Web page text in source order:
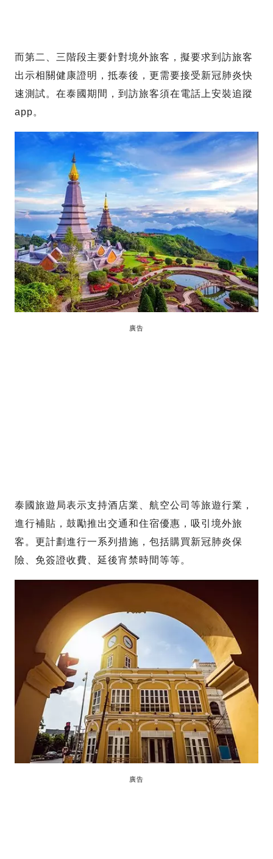
而第二、三階段主要針對境外旅客，擬要求到訪旅客
出示相關健康證明，抵泰後，更需要接受新冠肺炎快
速測試。在泰國期間，到訪旅客須在電話上安裝追蹤
app。
廣告
泰國旅遊局表示支持酒店業、航空公司等旅遊行業，
進行補貼，鼓勵推出交通和住宿優惠，吸引境外旅
客。更計劃進行一系列措施，包括購買新冠肺炎保
險、免簽證收費、延後宵禁時間等等。
廣告